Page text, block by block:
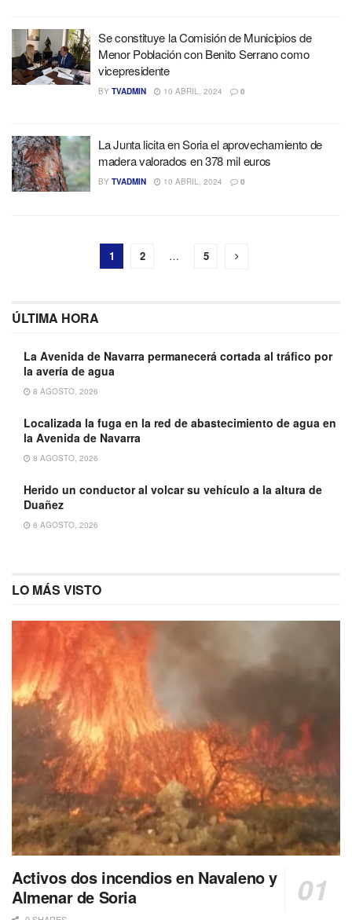
Se constituye la Comisión de Municipios de
Menor Población con Benito Serrano como
vicepresidente
BY TVADMIN 10 ABRIL, 2024 0
La Junta licita en Soria el aprovechamiento de
madera valorados en 378 mil euros
BY TVADMIN 10 ABRIL, 2024 0
1 2 … 5
ÚLTIMA HORA
La Avenida de Navarra permanecerá cortada al tráfico por
la avería de agua
8 AGOSTO, 2026
Localizada la fuga en la red de abastecimiento de agua en
la Avenida de Navarra
8 AGOSTO, 2026
Herido un conductor al volcar su vehículo a la altura de
Duañez
8 AGOSTO, 2026
LO MÁS VISTO
Activos dos incendios en Navaleno y
Almenar de Soria